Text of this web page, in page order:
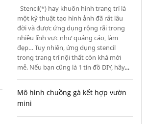
Stencil(*) hay khuôn hình trang trí là
một kỹ thuật tạo hình ảnh đã rất lâu
đời và được ứng dụng rộng rãi trong
nhiều lĩnh vực như quảng cáo, làm
đẹp… Tuy nhiên, ứng dụng stencil
trong trang trí nội thất còn khá mới
mẻ. Nếu bạn cũng là 1 tín đồ DIY, hãy…
Mô hình chuồng gà kết hợp vườn
mini